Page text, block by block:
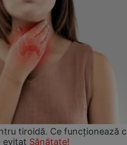
tiroidă. Ce funcționează
evitat Sănătate!